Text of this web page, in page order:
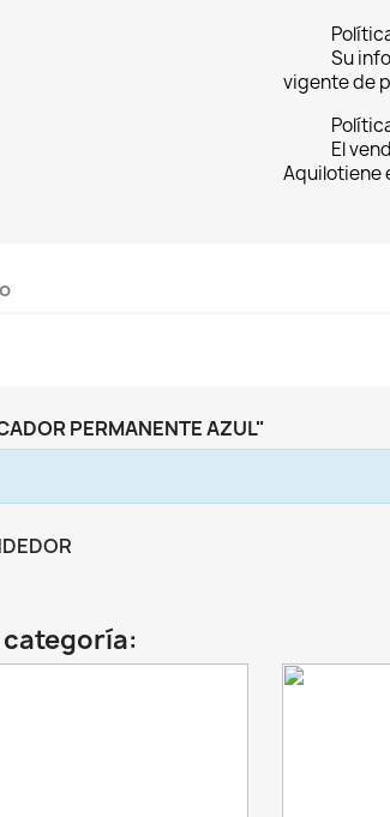
Su
vigente de
El
Aquilotiene
PERMANENTE AZUL"